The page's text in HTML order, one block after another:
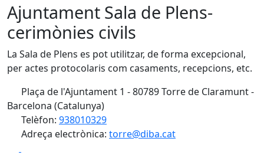
Ajuntament Sala de Plens-
cerimònies civils
La Sala de Plens es pot utilitzar, de forma excepcional,
per actes protocolaris com casaments, recepcions, etc.
Plaça de l'Ajuntament 1 - 80789 Torre de Claramunt -
Barcelona (Catalunya)
Telèfon: 938010329
Adreça electrònica: torre@diba.cat